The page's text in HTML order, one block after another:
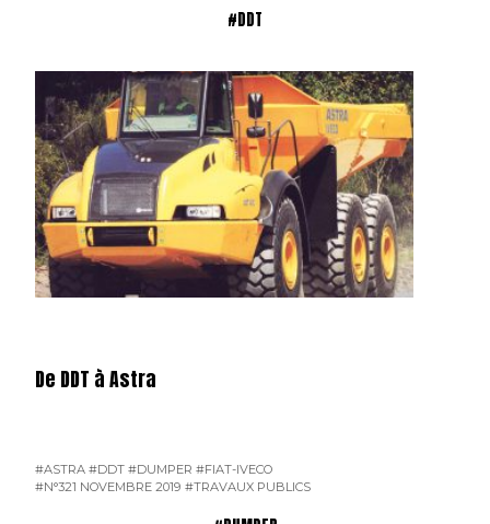
#DDT
De DDT à Astra
#ASTRA #DDT #DUMPER #FIAT-IVECO
#N°321 NOVEMBRE 2019 #TRAVAUX PUBLICS